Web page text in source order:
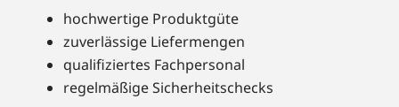
hochwertige Produktgüte
zuverlässige Liefermengen
qualifiziertes Fachpersonal
regelmäßige Sicherheitschecks